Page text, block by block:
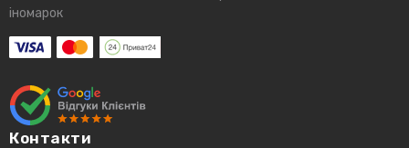
іномарок
Контакти